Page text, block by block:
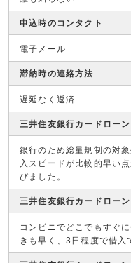
申込時のコンタクト
電子メール
滞納時の連絡方法
遅延なく返済
三井住友銀行カードロー
銀行のため総量規制の対
入スピードが比較的早い
びました。
三井住友銀行カードロー
コンビニでどこでもすぐ
きも早く、3日程度で借入